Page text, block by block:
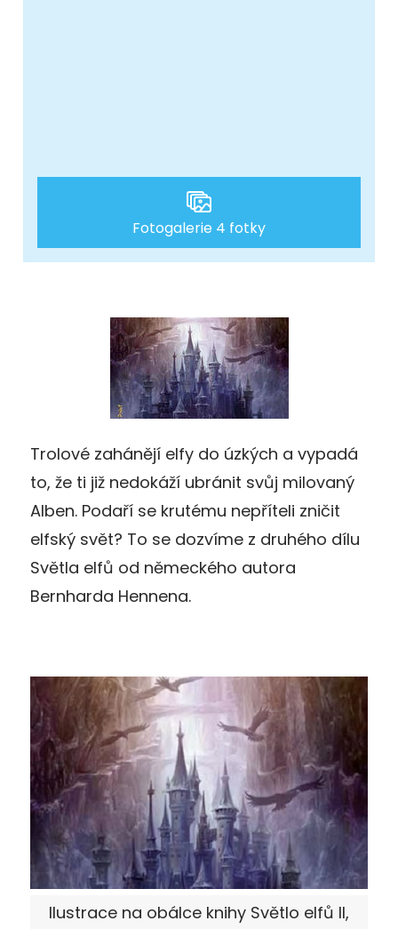
Fotogalerie 4 fotky
Trolové zahánějí elfy do úzkých a vypadá
to, že ti již nedokáží ubránit svůj milovaný
Alben. Podaří se krutému nepříteli zničit
elfský svět? To se dozvíme z druhého dílu
Světla elfů od německého autora
Bernharda Hennena.
Ilustrace na obálce knihy Světlo elfů II,